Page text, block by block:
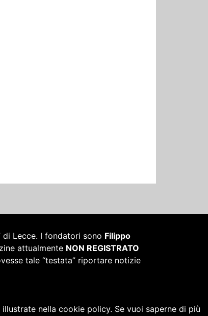
di Lecce. I fondatori sono Filippo
attualmente NON REGISTRATO
tale “testata” riportare notizie
nella cookie policy. Se vuoi saperne di più